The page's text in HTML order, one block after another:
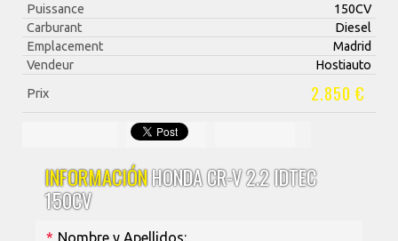
Puissance
150CV
Carburant
Diesel
Emplacement
Madrid
Vendeur
Hostiauto
Prix
2.850 €
INFORMACIÓNHONDA CR-V 2.2 IDTEC
150CV
Nombre y Apellidos:
*